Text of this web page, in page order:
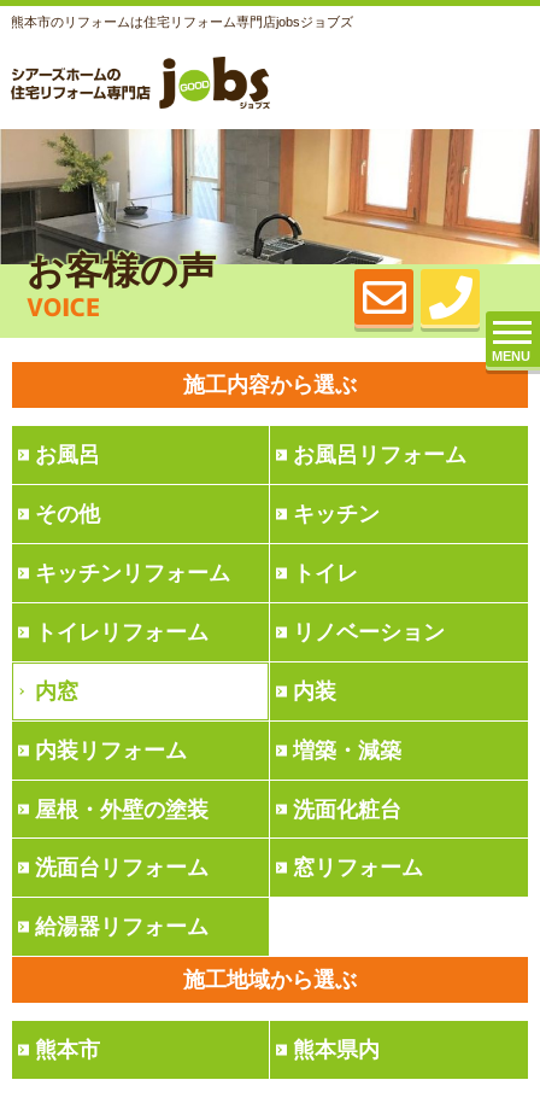
熊本市のリフォームは住宅リフォーム専門店jobsジョブズ
MENU
お客様の声
VOICE
施工内容から選ぶ
お風呂 お風呂リフォーム
その他 キッチン
キッチンリフォーム トイレ
トイレリフォーム リノベーション
内窓 内装
内装リフォーム 増築・減築
屋根・外壁の塗装 洗面化粧台
洗面台リフォーム 窓リフォーム
給湯器リフォーム
施工地域から選ぶ
熊本市 熊本県内